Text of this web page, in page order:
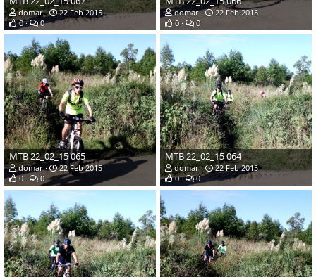
domar
22 Feb 2015
0
0
domar
22 Feb 2015
0
0
MTB 22_02_15 065
domar
22 Feb 2015
0
0
MTB 22_02_15 064
domar
22 Feb 2015
0
0